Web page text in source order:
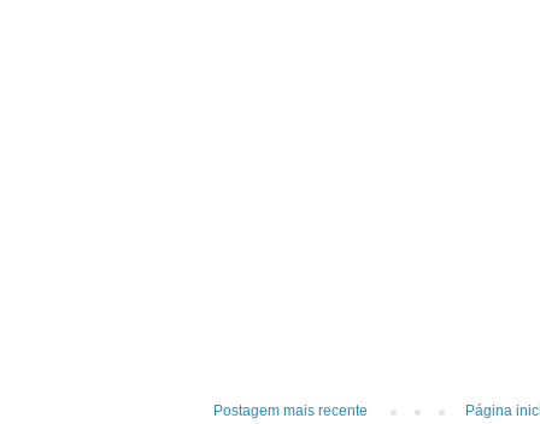
Postagem mais recente Página